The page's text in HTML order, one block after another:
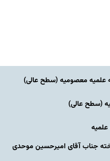
معصومیه‌ (سطح عالی)
(سطح عالی)
جناب آقای امیرحسین موحدی